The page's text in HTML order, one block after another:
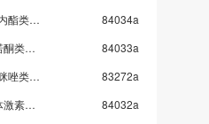
标准溶液/甲醇中6种大环内酯类抗生素混标/SN/T 5724-2025-8/保质期6个月
84034a
标准溶液/甲醇中13种喹诺酮类药物混标/SN/T 5724-2025-7
84033a
标准溶液/甲醇中5种硝基咪唑类药物混标/SN/T 5724-2025-4
83272a
标准溶液/甲醇中13种甾体激素混标溶液/SN/T 5724-2025-3/保质期6个月
84032a